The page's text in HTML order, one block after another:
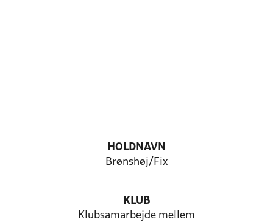
HOLDNAVN
Brønshøj/Fix
KLUB
Klubsamarbejde mellem